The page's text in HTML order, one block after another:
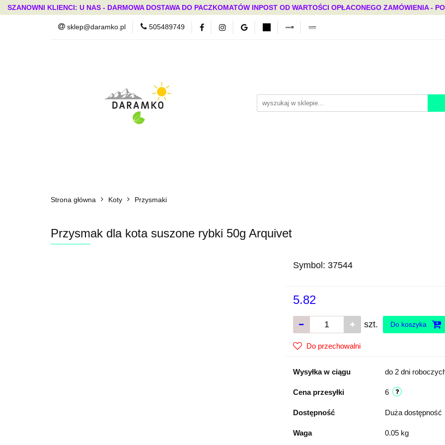
SZANOWNI KLIENCI: U NAS - DARMOWA DOSTAWA DO PACZKOMATÓW INPOST OD WARTOŚCI OPŁACONEGO ZAMÓWIENIA -
sklep@daramko.pl 505489749Nowości Bestsellery Mega okazje
Strona główna Koty Przysmaki
Przysmak dla kota suszone rybki 50g Arquivet
Symbol: 37544
5.82
szt. Do koszyka
Do przechowalni
Wysyłka w ciągu do 2 dni
Cena przesyłki 6
Dostępność Duża dostępność
Waga 0.05 kg